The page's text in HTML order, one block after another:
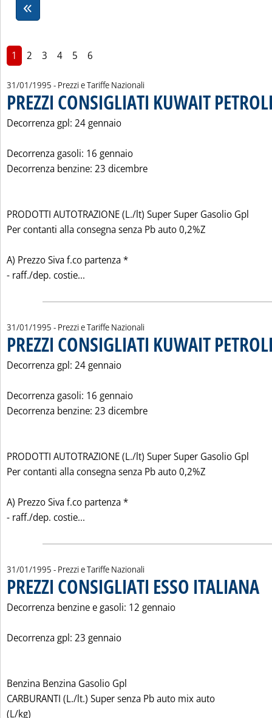
1 2 3 4 5 6
31/01/1995 - Prezzi e Tariffe Nazionali
PREZZI CONSIGLIATI KUWAIT
Decorrenza gpl: 24 gennaio
Decorrenza gasoli: 16 gennaio
Decorrenza benzine: 23 dicembre
PRODOTTI AUTOTRAZIONE (L./lt) Super Super Gasolio Gpl
Per contanti alla consegna senza Pb auto 0,2%Z
A) Prezzo Siva f.co partenza *
- raff./dep. costie...
31/01/1995 - Prezzi e Tariffe Nazionali
PREZZI CONSIGLIATI KUWAIT
Decorrenza gpl: 24 gennaio
Decorrenza gasoli: 16 gennaio
Decorrenza benzine: 23 dicembre
PRODOTTI AUTOTRAZIONE (L./lt) Super Super Gasolio Gpl
Per contanti alla consegna senza Pb auto 0,2%Z
A) Prezzo Siva f.co partenza *
- raff./dep. costie...
31/01/1995 - Prezzi e Tariffe Nazionali
PREZZI CONSIGLIATI ESSO ITALIANA
Decorrenza benzine e gasoli: 12 gennaio
Decorrenza gpl: 23 gennaio
Benzina Benzina Gasolio Gpl
CARBURANTI (L./lt.) Super senza Pb auto mix auto
(L/kg)